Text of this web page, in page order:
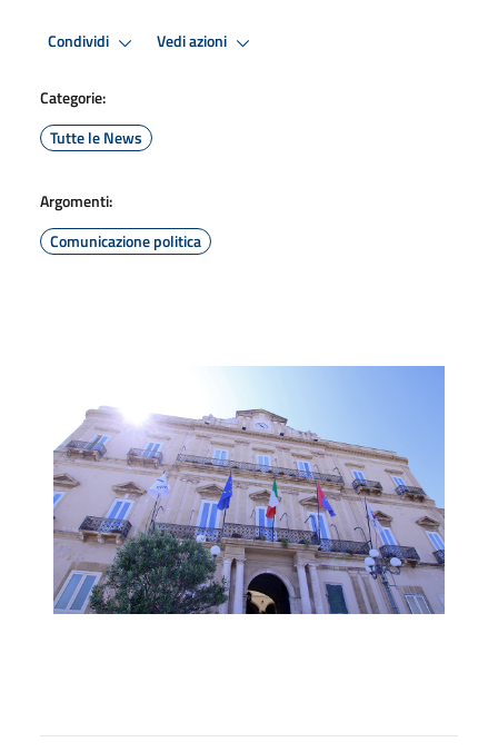
Condividi Vedi azioni
Categorie:
Tutte le News
Argomenti:
Comunicazione politica